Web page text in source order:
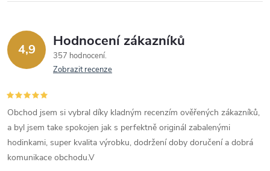
4,9 Hodnocení zákazníků
357 hodnocení
Zobrazit recenze
Obchod jsem si vybral díky kladným recenzím ověřených zákazníků,
a byl jsem take spokojen jak s perfektně originál zabalenými
hodinkami, super kvalita výrobku, dodržení doby doručení a dobrá
komunikace obchodu.V